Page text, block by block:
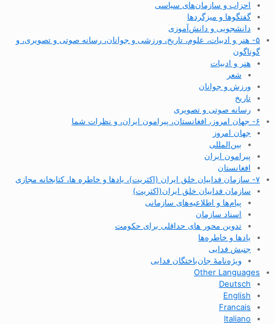
احزاب و سازمان‌های سیاسی
گفتگوها و میزگردها
دانشجویی و دانش‌آموزی
۵- هنر و ادبیات، علوم، تاریخ، ورزشی و جوانان، رسانه صوتی و تصویری، و
گوناگون
هنر و ادبیات
شعر
ورزش و جوانان
تاریخ
رسانه صوتی و تصویری
۶- جهان امروز، افغانستان، پیرامون ایران، و نظرات شما
جهان امروز
بین‌المللی
پیرامون ایران
افغانستان
۷- سازمان فداییان خلق ایران (اکثریت)، یادها و خاطره ها، کتابخانه مجازی
سازمان فداییان خلق ایران(اکثریت)
پیام‌ها و اطلاعیه‌های سازمانی
اسناد سازمان
تدوین محور های حداقلی برای حکومت
یادها و خاطره‌ها
جنبش فدایی
ویژه‌نامهٔ جان‌باختگان فدایی
Other Languages
Deutsch
English
Francais
Italiano